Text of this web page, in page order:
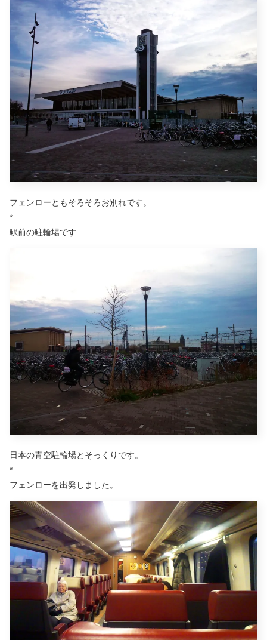
フェンローともそろそろお別れです。
*
駅前の駐輪場です
日本の青空駐輪場とそっくりです。
*
フェンローを出発しました。